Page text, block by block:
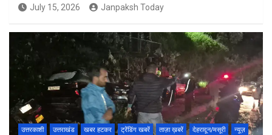
July 15, 2026 Janpaksh Today
उत्तरकाशी उत्तराखंड खबर हटकर ट्रेंडिंग खबरें ताज़ा ख़बरें देहरादून/मसूरी
न्यूज़